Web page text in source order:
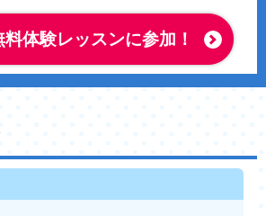
料体験レッスンに参加！